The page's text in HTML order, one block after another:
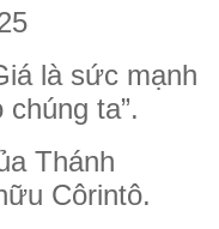
là sức mạnh
ta”.
Thánh
Côrintô.